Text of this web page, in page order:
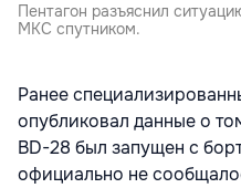
Пентагон разъяснил
МКС спутником.
Ранее
опубликовал данные о
BD-28 был запущен с
официально не